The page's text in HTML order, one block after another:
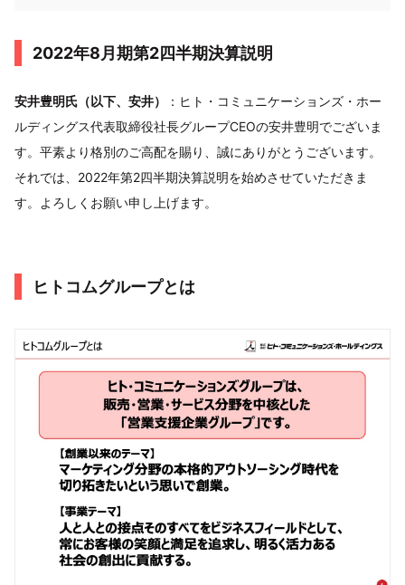
2022年8月期第2四半期決算説明
安井豊明氏（以下、安井）
：ヒト・コミュニケーションズ・ホー
ルディングス代表取締役社長グループCEOの安井豊明でございま
す。平素より格別のご高配を賜り、誠にありがとうございます。
それでは、2022年第2四半期決算説明を始めさせていただきま
す。よろしくお願い申し上げます。
ヒトコムグループとは